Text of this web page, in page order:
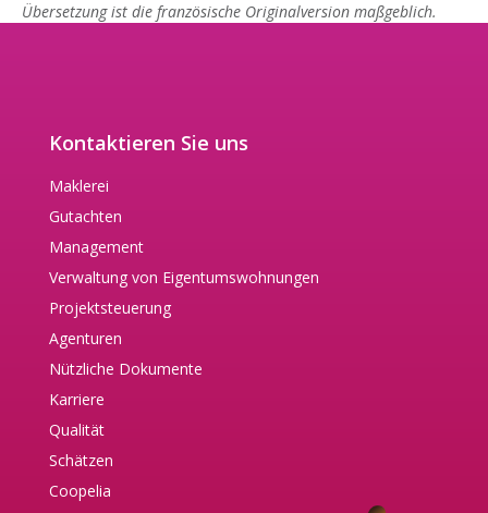
Übersetzung ist die französische Originalversion maßgeblich.
Kontaktieren Sie uns
Maklerei
Gutachten
Management
Verwaltung von Eigentumswohnungen
Projektsteuerung
Agenturen
Nützliche Dokumente
Karriere
Qualität
Schätzen
Coopelia